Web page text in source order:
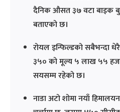
दैनिक औसत ३७ वटा बाइक
बताएको छ।
रोयल इन्फिल्डको सबैभन्दा
३५० को मूल्य ५ लाख ५५
सयसम्म रहेको छ।
नाडा अटो शोमा नयाँ